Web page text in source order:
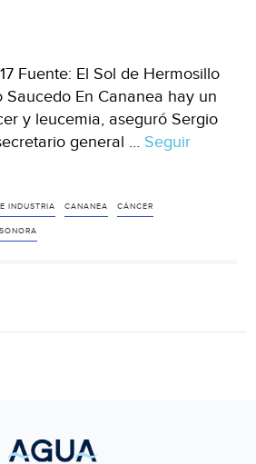
Fuente: El Sol de Hermosillo
Saucedo En Cananea hay un
y leucemia, aseguró Sergio
general … Seguir
INDUSTRIA CANANEA CÁNCER
SONORA